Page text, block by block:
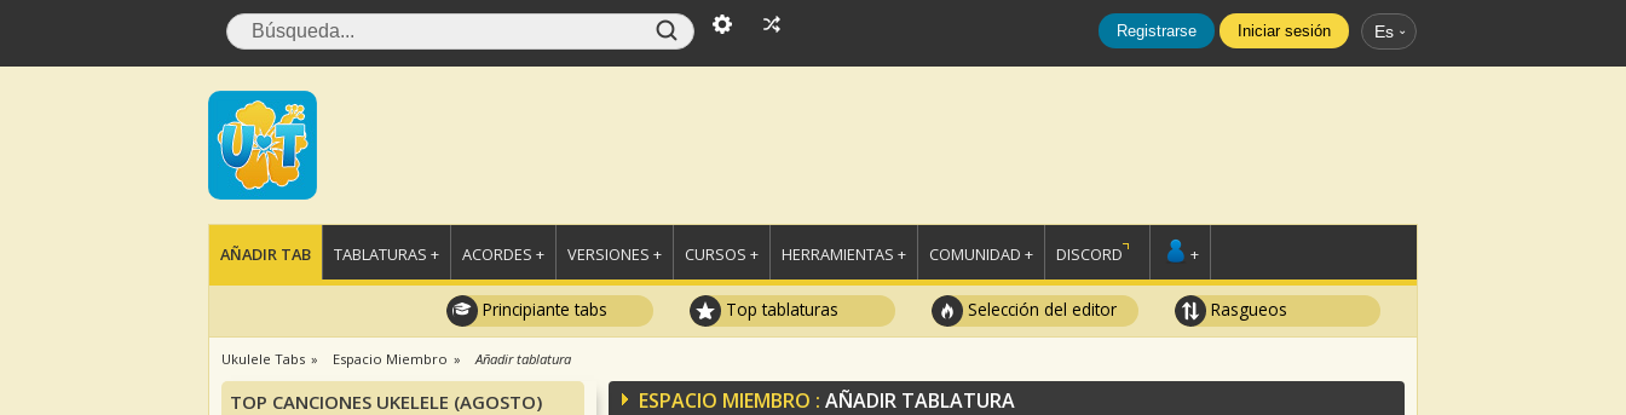
Registrarse Iniciar sesión Es
AÑADIR TAB TABLATURAS + ACORDES + VERSIONES + CURSOS + HERRAMIENTAS + COMUNIDAD + DISCORD +
Principiante tabs Top tablaturas Selección del editor Rasgueos
Ukulele Tabs Espacio Miembro Añadir tablatura
ESPACIO MIEMBRO : AÑADIR TABLATURA
TOP CANCIONES UKELELE (AGOSTO)